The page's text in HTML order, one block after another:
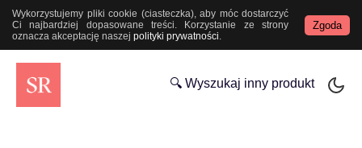
Wykorzystujemy pliki cookie (ciasteczka), aby móc dostarczyć
Ci najbardziej dopasowane treści. Korzystanie ze strony
oznacza akceptację naszej polityki prywatności.
Zgoda
🔍 Wyszukaj inny produkt